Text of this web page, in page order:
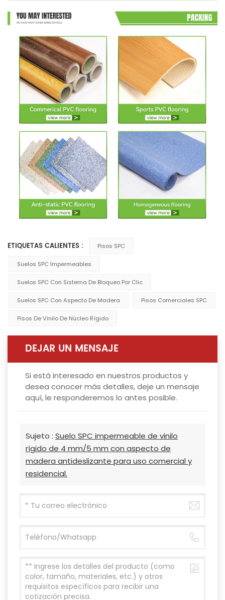
ETIQUETAS CALIENTES : Pisos SPC
Suelos SPC Impermeables
Suelos SPC Con Sistema De Bloqueo Por Clic
Suelos SPC Con Aspecto De Madera Pisos Comerciales SPC
Pisos De Vinilo De Núcleo Rígido
DEJAR UN MENSAJE
Si está interesado en nuestros productos y
desea conocer más detalles, deje un mensaje
aquí, le responderemos lo antes posible.
Sujeto : Suelo SPC impermeable de vinilo
rígido de 4 mm/5 mm con aspecto de
madera antideslizante para uso comercial y
residencial.